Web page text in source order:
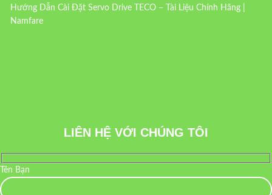
Hướng Dẫn Cài Đặt Servo Drive TECO – Tài Liệu Chính Hãng |
Namfare
LIÊN HỆ VỚI CHÚNG TÔI
Tên Bạn